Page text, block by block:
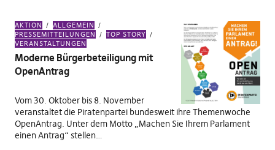
AKTION
ALLGEMEIN
PRESSEMITTEILUNGEN
TOP STORY
VERANSTALTUNGEN
Moderne Bürgerbeteiligung mit
OpenAntrag
Vom 30. Oktober bis 8. November
veranstaltet die Piratenpartei bundesweit ihre Themenwoche
OpenAntrag. Unter dem Motto „Machen Sie Ihrem Parlament
einen Antrag“ stellen…